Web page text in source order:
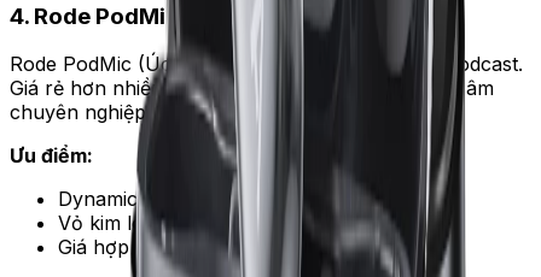
4. Rode PodMic — XLR dynamic giá hợp lý
Rode PodMic (Úc) là dynamic XLR thiết kế cho podcast.
Giá rẻ hơn nhiều so với Shure SM7B nhưng chất âm
chuyên nghiệp.
Ưu điểm:
Dynamic — phù hợp phòng chưa xử lý âm
Vỏ kim loại chắc, bảo hành 10 năm
Giá hợp lý 2,5–3 triệu